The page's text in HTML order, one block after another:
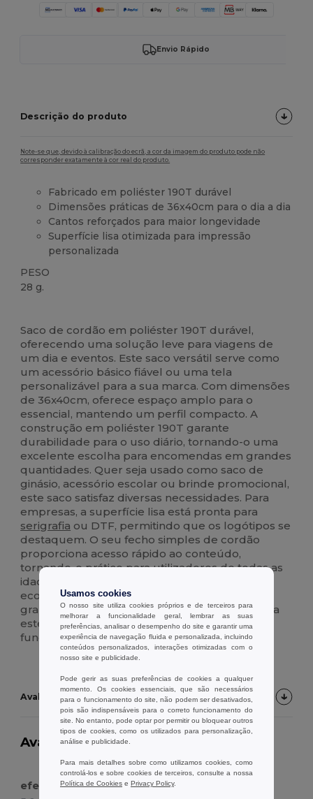
Envio Rápido
Descrição do produto
Note-se que, devido à calibração do ecrã, a cor da imagem do produto pode não
corresponder exatamente à cor real do produto.
Fabricado em poliéster 190T durável
Dimensões práticas de 36x40cm para o dia a dia
Cantos reforçados para maior longevidade
Superfície lisa otimizada para impressão
personalizada
PESO
28 g.
Saco de cordão em poliéster 190T durável,
oferecendo uma solução leve para viagens de
um dia e eventos. Este saco versátil serve como
um acessório básico fiável ou uma tela
personalizável para a sua marca. Com dimensões
de 36x40cm, oferece espaço amplo para o
essencial, mantendo um perfil compacto. A
construção em poliéster 190T garante
durabilidade para o uso diário, tornando-o uma
excelente escolha para encomendas em grandes
quantidades. Quer seja usado como saco de
ginásio, acessório escolar ou brinde promocional,
este saco satisfaz diversas necessidades. Para
empresas, a superfície lisa está pronta para
serigrafia ou DTF, permitindo que os logótipos se
destaquem. O seu fecho simples de cordão
proporciona acesso rápido ao conteúdo,
tornando-o prático para utilizadores de todas as
idades. Disponível para revenda, é uma opção
económica para campanhas de marketing em
grande escala ou eventos corporativos. Escolha
este saco pelo seu equilíbrio entre
funcionalidade e potencial de personalização.
Avaliações de Clientes do Produto
Avaliação: 5.0
efeito muito bonito na sublimação
Usamos cookies
O nosso site utiliza cookies próprios e de terceiros para
melhorar a funcionalidade geral, lembrar as suas
preferências, analisar o desempenho do site e garantir uma
experiência de navegação fluida e personalizada, incluindo
conteúdos personalizados, interações otimizadas com o
nosso site e publicidade.
Pode gerir as suas preferências de cookies a qualquer
momento. Os cookies essenciais, que são necessários
para o funcionamento do site, não podem ser desativados,
pois são indispensáveis para o correto funcionamento do
site. No entanto, pode optar por permitir ou bloquear outros
tipos de cookies, como os utilizados para personalização,
análise e publicidade.
Para mais detalhes sobre como utilizamos cookies, como
controlá-los e sobre cookies de terceiros, consulte a nossa
Política de Cookies e Privacy Policy.